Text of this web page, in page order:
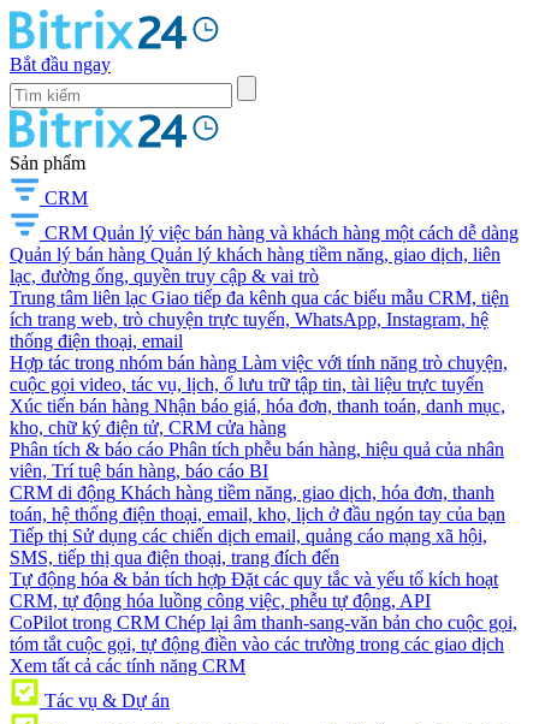
Bắt đầu ngay
Sản phẩm
CRM
CRM Quản lý việc bán hàng và khách hàng một cách dễ dàng
Quản lý bán hàng Quản lý khách hàng tiềm năng, giao dịch, liên
lạc, đường ống, quyền truy cập & vai trò
Trung tâm liên lạc Giao tiếp đa kênh qua các biểu mẫu CRM, tiện
ích trang web, trò chuyện trực tuyến, WhatsApp, Instagram, hệ
thống điện thoại, email
Hợp tác trong nhóm bán hàng Làm việc với tính năng trò chuyện,
cuộc gọi video, tác vụ, lịch, ổ lưu trữ tập tin, tài liệu trực tuyến
Xúc tiến bán hàng Nhận báo giá, hóa đơn, thanh toán, danh mục,
kho, chữ ký điện tử, CRM cửa hàng
Phân tích & báo cáo Phân tích phễu bán hàng, hiệu quả của nhân
viên, Trí tuệ bán hàng, báo cáo BI
CRM di động Khách hàng tiềm năng, giao dịch, hóa đơn, thanh
toán, hệ thống điện thoại, email, kho, lịch ở đầu ngón tay của bạn
Tiếp thị Sử dụng các chiến dịch email, quảng cáo mạng xã hội,
SMS, tiếp thị qua điện thoại, trang đích đến
Tự động hóa & bản tích hợp Đặt các quy tắc và yếu tố kích hoạt
CRM, tự động hóa luồng công việc, phễu tự động, API
CoPilot trong CRM Chép lại âm thanh-sang-văn bản cho cuộc gọi,
tóm tắt cuộc gọi, tự động điền vào các trường trong các giao dịch
Xem tất cả các tính năng CRM
Tác vụ & Dự án